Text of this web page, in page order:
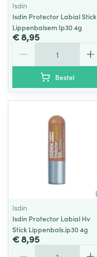
Isdin
Isdin Protector Labial Stick
Lippenbalsem Ip30 4g
€ 8,95
Bestel
Isdin
Isdin Protector Labial Hv
Stick Lippenbals.ip30 4g
€ 8,95